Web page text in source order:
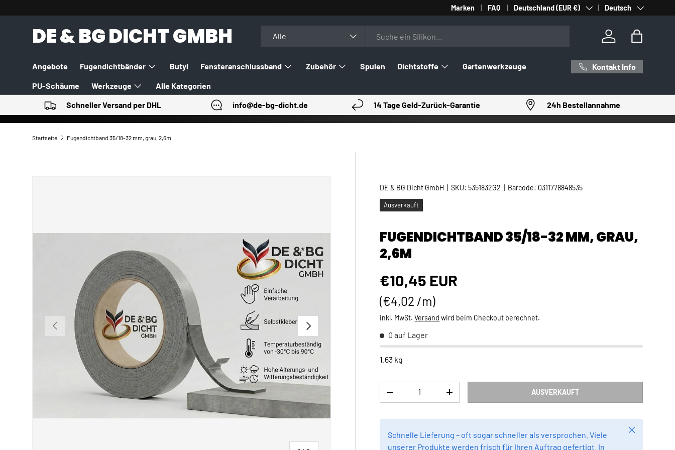
DIREKT ZUM INHALT
Marken FAQ Land/Region
Deutschland (EUR €) SpracheDeutsch
DE & BG DICHT GMBH Alle
Einloggen
Angebote Fugendichtbänder Butyl Fensteranschlussband Zubehör Spulen Dichtstoffe Gartenwerkzeuge
PU-Schäume Werkzeuge Alle Kategorien
Kontakt Info
Schneller Versand per DHL info@de-bg-dicht.de 14 Tage Geld-Zurück-Garantie 24h Bestellannahme
Startseite Fugendichtband 35/18-32 mm, grau, 2,6m
VORHERIGE NÄCHSTE
DE & BG Dicht GmbH |SKU: 5351832G2 Barcode: 0311778848535
Ausverkauft
FUGENDICHTBAND 35/18-32 MM, GRAU,
2,6M
Normaler Preis
€10,45 EUR
Grundpreis
€4,02 /m
inkl. MwSt.Versand wird beim Checkout berechnet.
0 auf Lager
1.63 kg
MENGE VERRINGERNMENGE ERHÖHEN AUSVERKAUFT
Schnelle Lieferung – oft sogar schneller als versprochen. Viele
unserer Produkte werden frisch für Ihren Auftrag gefertigt. In
Schließen